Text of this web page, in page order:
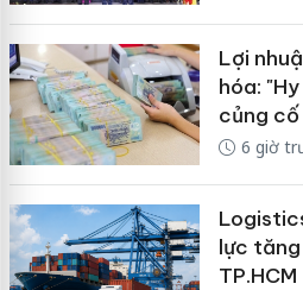
Lợi
hóa:
củng cố
6 giờ
lực
TP.HCM